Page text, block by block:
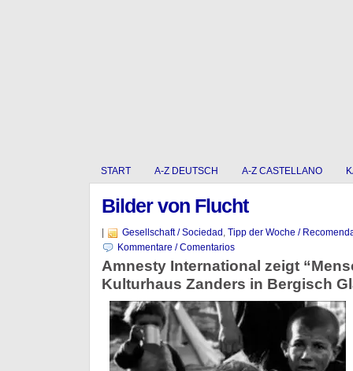
START A-Z DEUTSCH A-Z CASTELLANO
Bilder von Flucht
Gesellschaft / Sociedad , Tipp der Woche /
Kommentare / Comentarios
Amnesty International zeigt
Kulturhaus Zanders in Bergisch